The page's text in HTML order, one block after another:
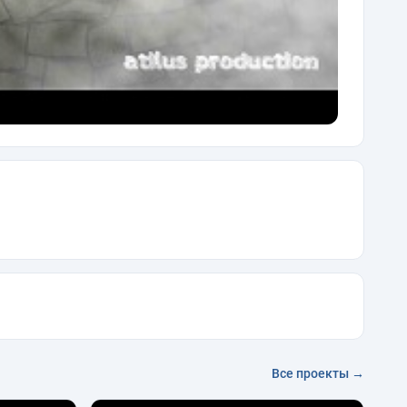
Все проекты →